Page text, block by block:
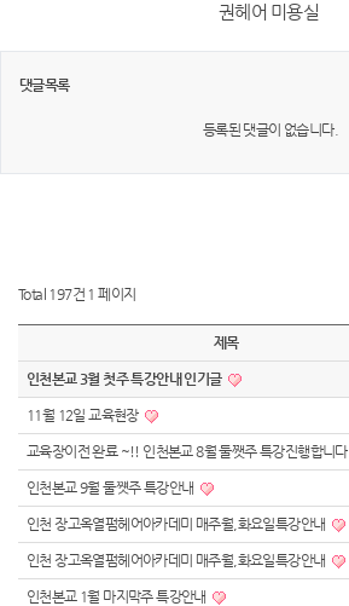
권헤어 미용실
댓글목록
등록된 댓글이 없습니다.
Total 197건 1 페이지
제목
인천본교 3월 첫주 특강안내 인기글
11월 12일 교육현장
교육장이전 완료 ~!! 인천본교 8월 둘쨋주 특강진행합니다
인천본교 9월 둘쩃주 특강안내
인천 장고옥열펌헤어아카데미 매주월,화요일특강안내
인천 장고옥열펌헤어아카데미 매주월,화요일특강안내
인천본교 1월 마지막주 특강안내